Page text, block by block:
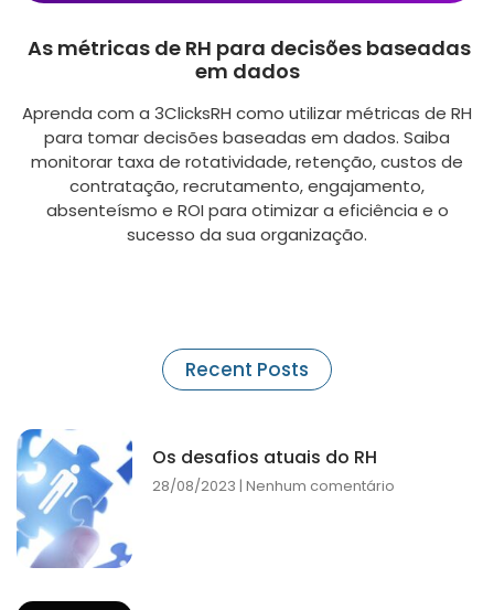
As métricas de RH para decisões baseadas
em dados
Aprenda com a 3ClicksRH como utilizar métricas de RH
para tomar decisões baseadas em dados. Saiba
monitorar taxa de rotatividade, retenção, custos de
contratação, recrutamento, engajamento,
absenteísmo e ROI para otimizar a eficiência e o
sucesso da sua organização.
Recent Posts
Os desafios atuais do RH
28/08/2023 Nenhum comentário